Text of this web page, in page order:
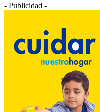
- Publicidad -